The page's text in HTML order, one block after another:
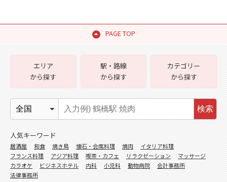
PAGE TOP
エリア
から探す
駅・路線
から探す
カテゴリー
から探す
検索
人気キーワード
居酒屋 和食 焼き鳥 懐石・会席料理 焼肉
イタリア料理
フランス料理
アジア料理 喫茶・カフェ リラクゼーション
マッサージ
カラオケ
ビジネスホテル 内科 小児科 動物病院
会計事務所
法律事務所